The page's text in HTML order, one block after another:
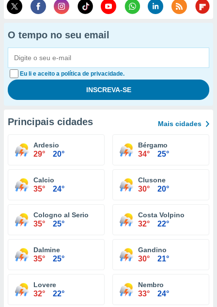
O tempo no seu email
Eu li e aceito a política de privacidade.
Principais cidades Mais cidades
Ardesio
29° 20°
Bérgamo
34° 25°
Calcio
35° 24°
Clusone
30° 20°
Cologno al Serio
35° 25°
Costa Volpino
32° 22°
Dalmine
35° 25°
Gandino
30° 21°
Lovere
32° 22°
Nembro
33° 24°